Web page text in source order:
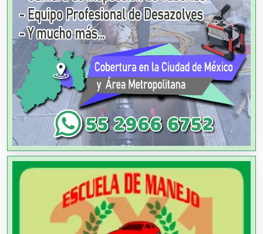
Agricultura y Ganadería
Agua Purificada
Aire Acondicionado
Alarmas
Albercas